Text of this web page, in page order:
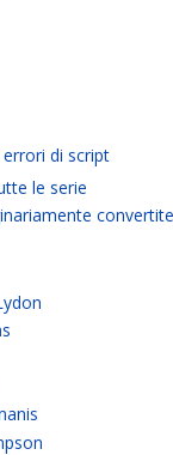
di script
le serie